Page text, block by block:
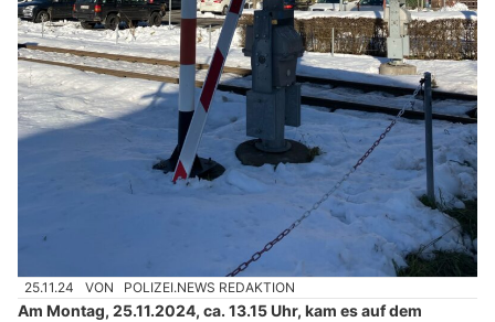
25.11.24 VON POLIZEI.NEWS REDAKTION
Am Montag, 25.11.2024, ca. 13.15 Uhr, kam es auf dem